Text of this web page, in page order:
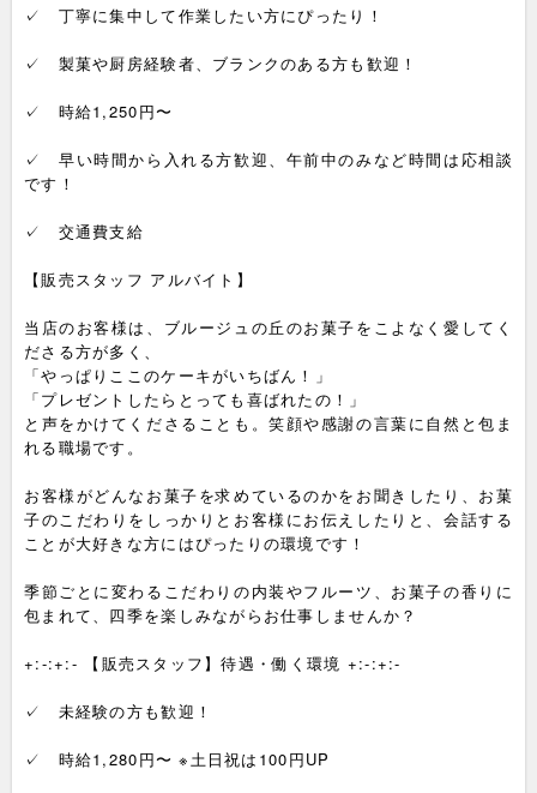
✓ 丁寧に集中して作業したい方にぴったり！
✓ 製菓や厨房経験者、ブランクのある方も歓迎！
✓ 時給1,250円〜
✓ 早い時間から入れる方歓迎、午前中のみなど時間は応相談
です！
✓ 交通費支給
【販売スタッフ アルバイト】
当店のお客様は、ブルージュの丘のお菓子をこよなく愛してく
ださる方が多く、
「やっぱりここのケーキがいちばん！」
「プレゼントしたらとっても喜ばれたの！」
と声をかけてくださることも。笑顔や感謝の言葉に自然と包ま
れる職場です。
お客様がどんなお菓子を求めているのかをお聞きしたり、お菓
子のこだわりをしっかりとお客様にお伝えしたりと、会話する
ことが大好きな方にはぴったりの環境です！
季節ごとに変わるこだわりの内装やフルーツ、お菓子の香りに
包まれて、四季を楽しみながらお仕事しませんか？
+:-:+:- 【販売スタッフ】待遇・働く環境 +:-:+:-
✓ 未経験の方も歓迎！
✓ 時給1,280円〜 ※土日祝は100円UP